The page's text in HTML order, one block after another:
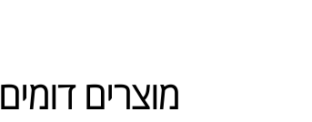
מוצרים דומים